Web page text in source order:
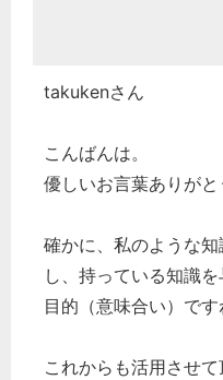
takukenさん
こんばんは。
優しいお言葉ありがと
確かに、私のような
し、持っている知識
目的（意味合い）です
これからも活用させ